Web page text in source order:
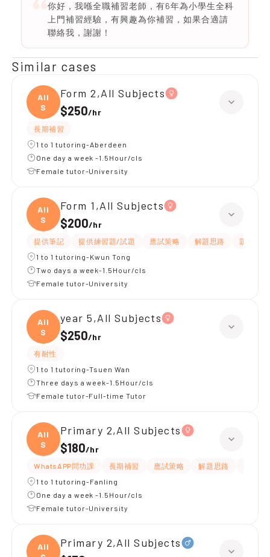
你好，我喺全職補習老師，有6年為小學生全科
上門補習經驗，有興趣為你補習，如果合適請
聯絡我，謝謝！
Similar cases
All
S
Form 2,All Subjects
$250/hr
長期補習
1 to 1 tutoring-Aberdeen
One day a week -1.5Hour/cls
Female tutor-University
All
S
Form 1,All Subjects
$200/hr
提供筆記 提供練習題/試題 應試策略 解題思路
題目講解
1 to 1 tutoring-Kwun Tong
Two days a week-1.5Hour/cls
Female tutor-University
All
S
year 5,All Subjects
$250/hr
有耐性
1 to 1 tutoring-Tsuen Wan
Three days a week-1.5Hour/cls
Female tutor-Full-time Tutor
All
S
Primary 2,All Subjects
$180/hr
WhatsAPP問功課 長期補習 應試策略 解題思路
1 to 1 tutoring-Fanling
One day a week -1.5Hour/cls
Female tutor-University
All
Primary 2,All Subjects